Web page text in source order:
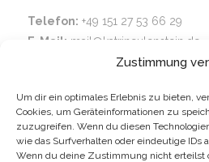
Zustimmung
Um dir ein optimales Erlebnis zu bieten,
Cookies, um Geräteinformationen zu
zuzugreifen. Wenn du diesen
wie das Surfverhalten oder eindeutige IDs
Wenn du deine Zustimmung nicht erteilst
Telefon: +49 151 27 53 66 29
E-Mail: mail@katrineulenstein.de
Modedesignerinfür Abend- und
Dresden
Besuchen Sie michin meinem